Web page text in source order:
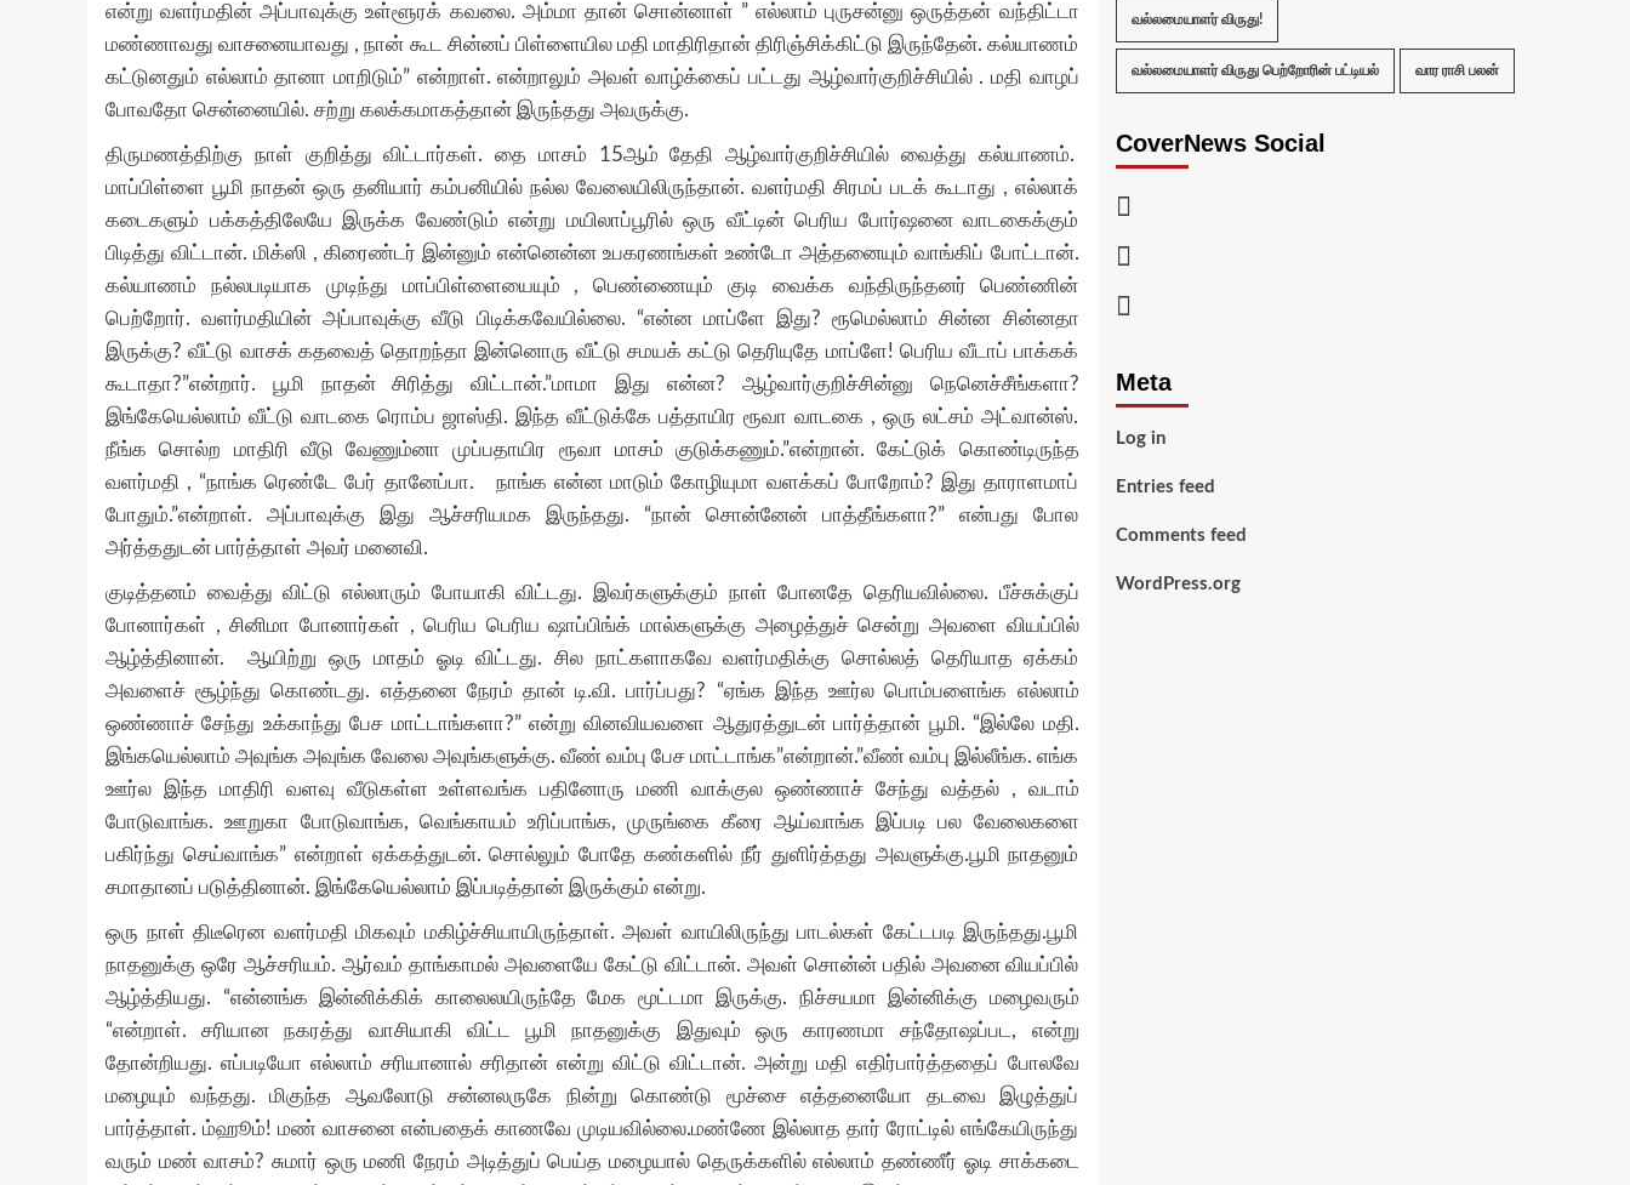
என்று வளர்மதின் அப்பாவுக்கு உள்ளூரக் கவலை. அம்மா தான் சொன்னாள் ” எல்லாம் புருசன்னு ஒருத்தன் வந்திட்டா
மண்ணாவது வாசனையாவது , நான் கூட சின்னப் பிள்ளையில மதி மாதிரிதான் திரிஞ்சிக்கிட்டு இருந்தேன். கல்யாணம்
கட்டுனதும் எல்லாம் தானா மாறிடும்” என்றாள். என்றாலும் அவள் வாழ்க்கைப் பட்டது ஆழ்வார்குறிச்சியில் . மதி வாழப்
போவதோ சென்னையில். சற்று கலக்கமாகத்தான் இருந்தது அவருக்கு.
திருமணத்திற்கு நாள் குறித்து விட்டார்கள். தை மாசம் 15ஆம் தேதி ஆழ்வார்குறிச்சியில் வைத்து கல்யாணம்.
மாப்பிள்ளை பூமி நாதன் ஒரு தனியார் கம்பனியில் நல்ல வேலையிலிருந்தான். வளர்மதி சிரமப் படக் கூடாது , எல்லாக்
கடைகளும் பக்கத்திலேயே இருக்க வேண்டும் என்று மயிலாப்பூரில் ஒரு வீட்டின் பெரிய போர்ஷனை வாடகைக்கும்
பிடித்து விட்டான். மிக்ஸி , கிரைண்டர் இன்னும் என்னென்ன உபகரணங்கள் உண்டோ அத்தனையும் வாங்கிப் போட்டான்.
கல்யாணம் நல்லபடியாக முடிந்து மாப்பிள்ளையையும் , பெண்ணையும் குடி வைக்க வந்திருந்தனர் பெண்ணின்
பெற்றோர். வளர்மதியின் அப்பாவுக்கு வீடு பிடிக்கவேயில்லை. “என்ன மாப்ளே இது? ரூமெல்லாம் சின்ன சின்னதா
இருக்கு? வீட்டு வாசக் கதவைத் தொறந்தா இன்னொரு வீட்டு சமயக் கட்டு தெரியுதே மாப்ளே! பெரிய வீடாப் பாக்கக்
கூடாதா?”என்றார். பூமி நாதன் சிரித்து விட்டான்.”மாமா இது என்ன? ஆழ்வார்குறிச்சின்னு நெனெச்சீங்களா?
இங்கேயெல்லாம் வீட்டு வாடகை ரொம்ப ஜாஸ்தி. இந்த வீட்டுக்கே பத்தாயிர ரூவா வாடகை , ஒரு லட்சம் அட்வான்ஸ்.
நீங்க சொல்ற மாதிரி வீடு வேணும்னா முப்பதாயிர ரூவா மாசம் குடுக்கணும்.”என்றான். கேட்டுக் கொண்டிருந்த
வளர்மதி , “நாங்க ரெண்டே பேர் தானேப்பா. நாங்க என்ன மாடும் கோழியுமா வளக்கப் போறோம்? இது தாராளமாப்
போதும்.”என்றாள். அப்பாவுக்கு இது ஆச்சரியமக இருந்தது. “நான் சொன்னேன் பாத்தீங்களா?” என்பது போல
அர்த்ததுடன் பார்த்தாள் அவர் மனைவி.
குடித்தனம் வைத்து விட்டு எல்லாரும் போயாகி விட்டது. இவர்களுக்கும் நாள் போனதே தெரியவில்லை. பீச்சுக்குப்
போனார்கள் , சினிமா போனார்கள் , பெரிய பெரிய ஷாப்பிங்க் மால்களுக்கு அழைத்துச் சென்று அவளை வியப்பில்
ஆழ்த்தினான். ஆயிற்று ஒரு மாதம் ஓடி விட்டது. சில நாட்களாகவே வளர்மதிக்கு சொல்லத் தெரியாத ஏக்கம்
அவளைச் சூழ்ந்து கொண்டது. எத்தனை நேரம் தான் டி.வி. பார்ப்பது? “ஏங்க இந்த ஊர்ல பொம்பளைங்க எல்லாம்
ஒண்ணாச் சேந்து உக்காந்து பேச மாட்டாங்களா?” என்று வினவியவளை ஆதுரத்துடன் பார்த்தான் பூமி. “இல்லே மதி.
இங்கயெல்லாம் அவுங்க அவுங்க வேலை அவுங்களுக்கு. வீண் வம்பு பேச மாட்டாங்க”என்றான்.”வீண் வம்பு இல்லீங்க. எங்க
ஊர்ல இந்த மாதிரி வளவு வீடுகள்ள உள்ளவங்க பதினோரு மணி வாக்குல ஒண்ணாச் சேந்து வத்தல் , வடாம்
போடுவாங்க. ஊறுகா போடுவாங்க, வெங்காயம் உரிப்பாங்க, முருங்கை கீரை ஆய்வாங்க இப்படி பல வேலைகளை
பகிர்ந்து செய்வாங்க” என்றாள் ஏக்கத்துடன். சொல்லும் போதே கண்களில் நீர் துளிர்த்தது அவளுக்கு.பூமி நாதனும்
சமாதானப் படுத்தினான். இங்கேயெல்லாம் இப்படித்தான் இருக்கும் என்று.
ஒரு நாள் திடீரென வளர்மதி மிகவும் மகிழ்ச்சியாயிருந்தாள். அவள் வாயிலிருந்து பாடல்கள் கேட்டபடி இருந்தது.பூமி
நாதனுக்கு ஒரே ஆச்சரியம். ஆர்வம் தாங்காமல் அவளையே கேட்டு விட்டான். அவள் சொன்ன் பதில் அவனை வியப்பில்
ஆழ்த்தியது. “என்னங்க இன்னிக்கிக் காலைலயிருந்தே மேக மூட்டமா இருக்கு. நிச்சயமா இன்னிக்கு மழைவரும்
“என்றாள். சரியான நகரத்து வாசியாகி விட்ட பூமி நாதனுக்கு இதுவும் ஒரு காரணமா சந்தோஷப்பட, என்று
தோன்றியது. எப்படியோ எல்லாம் சரியானால் சரிதான் என்று விட்டு விட்டான். அன்று மதி எதிர்பார்த்ததைப் போலவே
மழையும் வந்தது. மிகுந்த ஆவலோடு சன்னலருகே நின்று கொண்டு மூச்சை எத்தனையோ தடவை இழுத்துப்
பார்த்தாள். ம்ஹூம்! மண் வாசனை என்பதைக் காணவே முடியவில்லை.மண்ணே இல்லாத தார் ரோட்டில் எங்கேயிருந்து
வரும் மண் வாசம்? சுமார் ஒரு மணி நேரம் அடித்துப் பெய்த மழையால் தெருக்களில் எல்லாம் தண்ணீர் ஓடி சாக்கடை
வல்லமையாளர் விருது!
வல்லமையாளர் விருது பெற்றோரின் பட்டியல் வார ராசி பலன்
CoverNews Social
Meta
Log in
Entries feed
Comments feed
WordPress.org